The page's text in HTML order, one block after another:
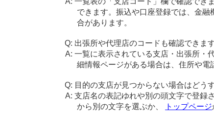
できます。振込や口座登録では、金
合があります。
出張所や代理店のコードも確認できま
一覧に表示されている支店・出張所・
細情報ページがある場合は、住所や電
目的の支店が見つからない場合はどう
支店名の表記ゆれや別の頭文字で登録
から別の文字を選ぶか、
トップページ